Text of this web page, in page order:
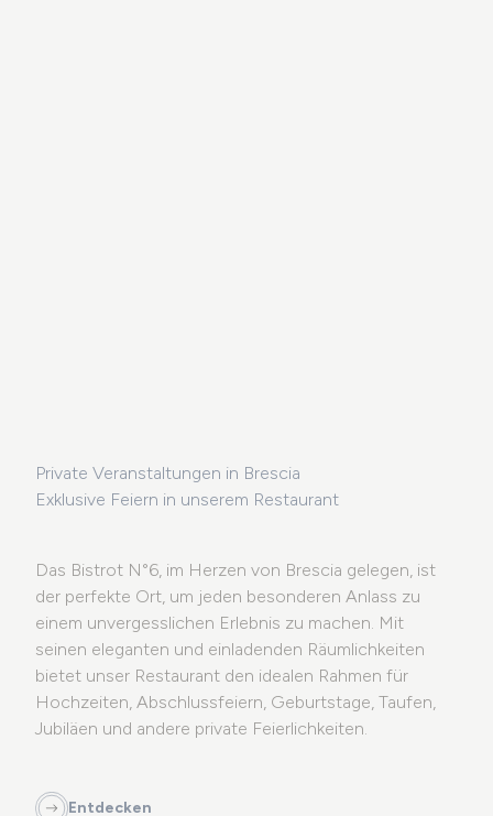
Private Veranstaltungen in Brescia
Exklusive Feiern in unserem Restaurant
Das Bistrot N°6, im Herzen von Brescia gelegen, ist
der perfekte Ort, um jeden besonderen Anlass zu
einem unvergesslichen Erlebnis zu machen. Mit
seinen eleganten und einladenden Räumlichkeiten
bietet unser Restaurant den idealen Rahmen für
Hochzeiten, Abschlussfeiern, Geburtstage, Taufen,
Jubiläen und andere private Feierlichkeiten.
Entdecken